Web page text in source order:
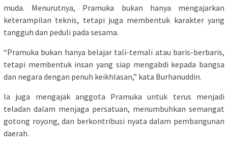
muda. Menurutnya, Pramuka bukan hanya mengajarkan
keterampilan teknis, tetapi juga membentuk karakter yang
tangguh dan peduli pada sesama.
“Pramuka bukan hanya belajar tali-temali atau baris-berbaris,
tetapi membentuk insan yang siap mengabdi kepada bangsa
dan negara dengan penuh keikhlasan,” kata Burhanuddin.
Ia juga mengajak anggota Pramuka untuk terus menjadi
teladan dalam menjaga persatuan, menumbuhkan semangat
gotong royong, dan berkontribusi nyata dalam pembangunan
daerah.